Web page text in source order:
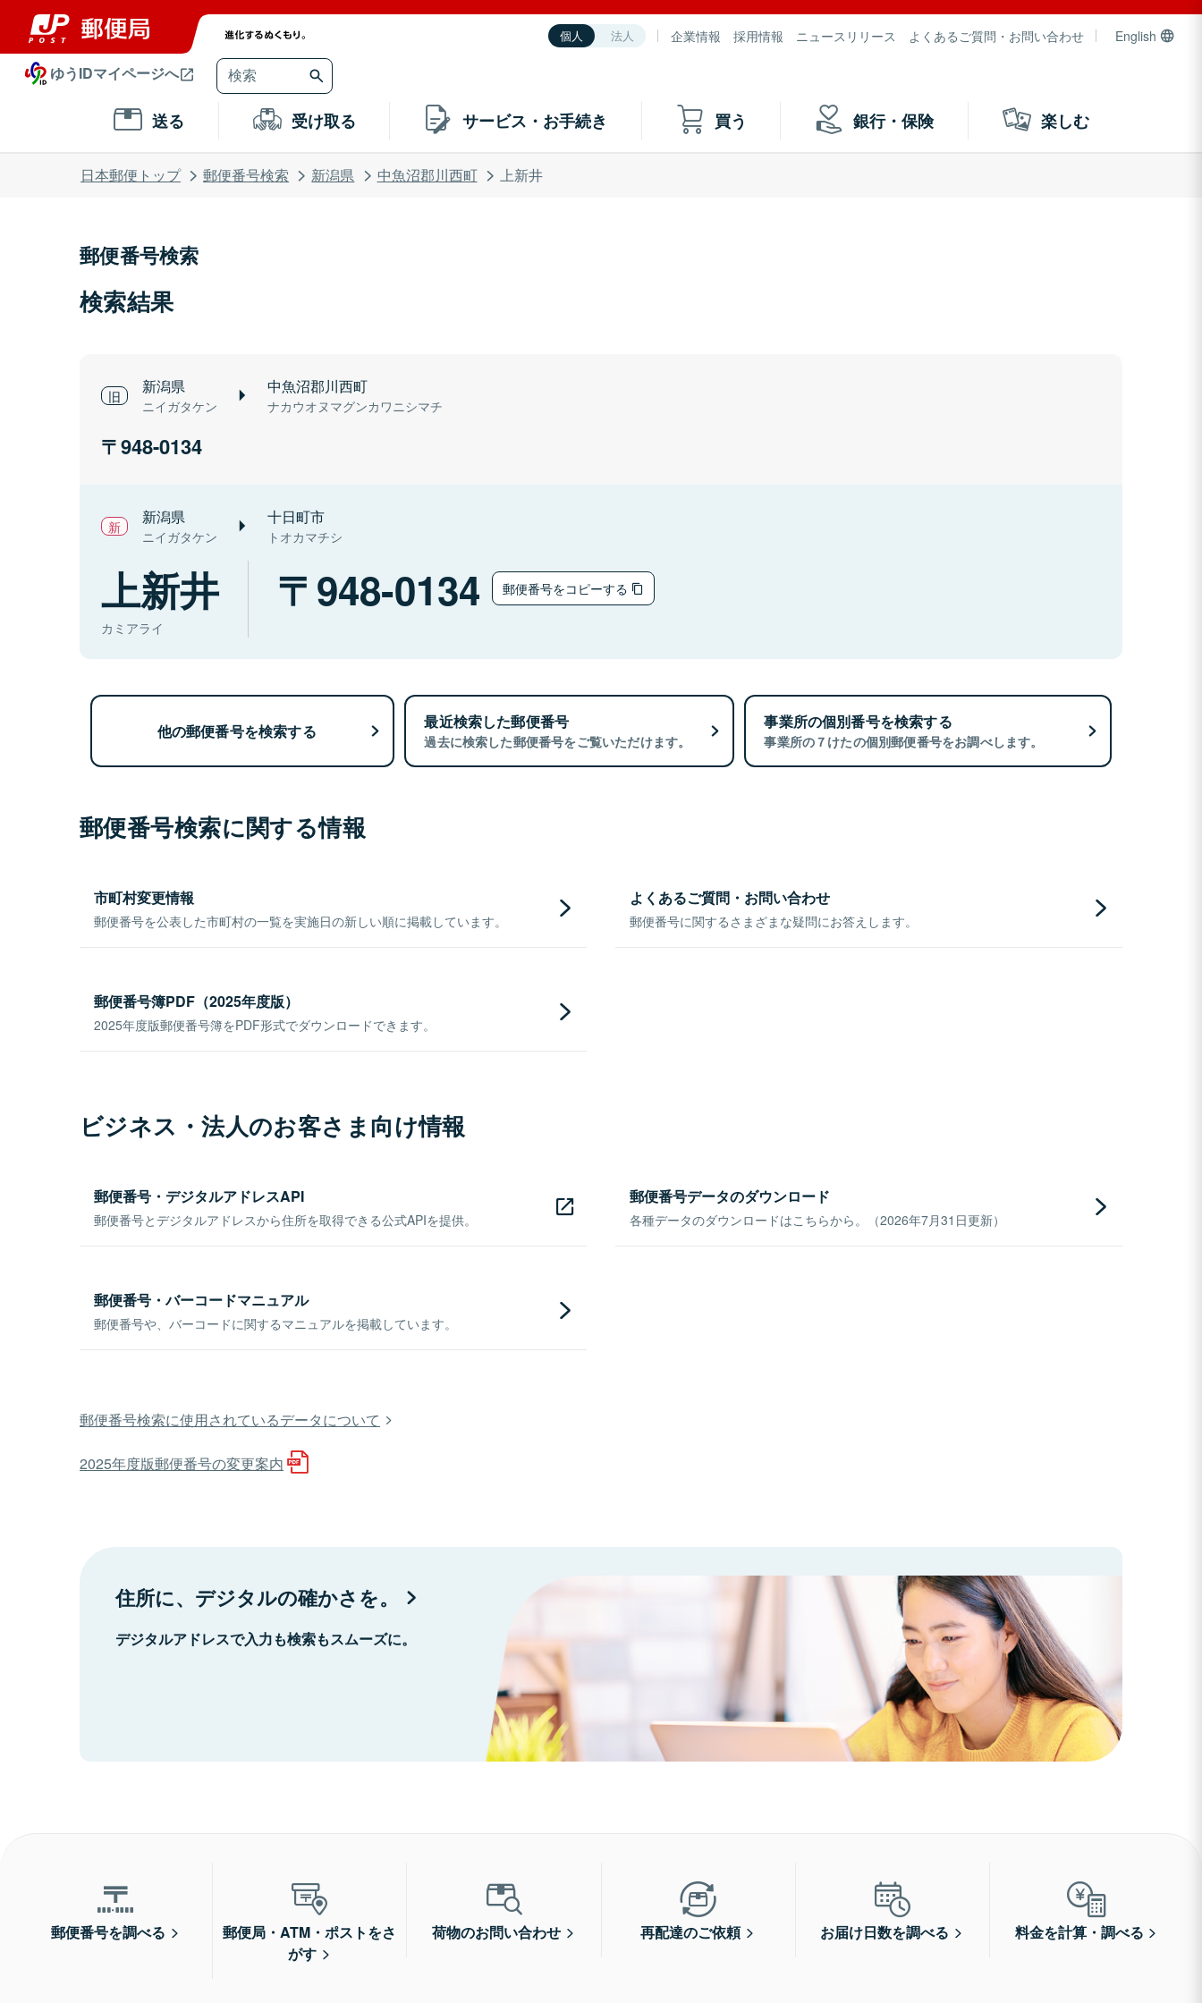
個人 法人 企業情報 採用情報 ニュースリリース よくあるご質問・お問い合わせ English
ゆうIDマイページへ
送る 受け取る サービス・お手続き 買う 銀行・保険 楽しむ
日本郵便トップ 郵便番号検索 新潟県 中魚沼郡川西町 上新井
郵便番号検索
検索結果
新潟県
ニイガタケン
中魚沼郡川西町
ナカウオヌマグンカワニシマチ
948-0134
新潟県
ニイガタケン
十日町市
トオカマチシ
上新井
カミアライ
948-0134 郵便番号をコピーする
他の郵便番号を検索する 最近検索した郵便番号
過去に検索した郵便番号をご覧いただけます。
事業所の個別番号を検索する
事業所の７けたの個別郵便番号をお調べします。
郵便番号検索に関する情報
市町村変更情報
郵便番号を公表した市町村の一覧を実施日の新しい順に掲載しています。
よくあるご質問・お問い合わせ
郵便番号に関するさまざまな疑問にお答えします。
郵便番号簿PDF（2025年度版）
2025年度版郵便番号簿をPDF形式でダウンロードできます。
ビジネス・法人のお客さま向け情報
郵便番号・デジタルアドレスAPI
郵便番号とデジタルアドレスから住所を取得できる公式APIを提供。
郵便番号データのダウンロード
各種データのダウンロードはこちらから。（2026年7月31日更新）
郵便番号・バーコードマニュアル
郵便番号や、バーコードに関するマニュアルを掲載しています。
郵便番号検索に使用されているデータについて
2025年度版郵便番号の変更案内
住所に、デジタルの確かさを。
デジタルアドレスで入力も検索もスムーズに。
郵便番号を調べる
郵便局・ATM・ポストをさ
がす
荷物のお問い合わせ 再配達のご依頼 お届け日数を調べる 料金を計算・調べる